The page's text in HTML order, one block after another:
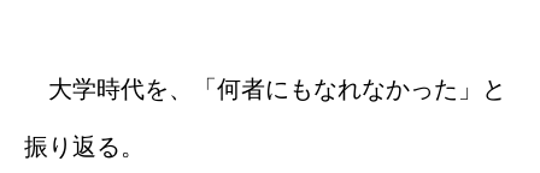
大学時代を、「何者にもなれなかった」と
振り返る。